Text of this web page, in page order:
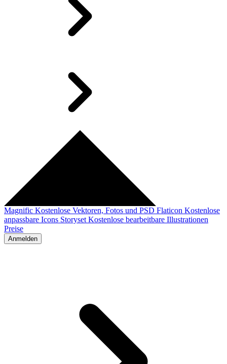
Magnific Kostenlose Vektoren, Fotos und PSD Flaticon Kostenlose
anpassbare Icons Storyset Kostenlose bearbeitbare Illustrationen
Preise
Anmelden